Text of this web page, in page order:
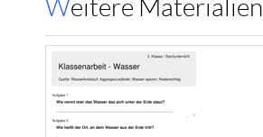
Weitere Materialien